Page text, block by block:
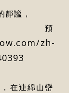
們
靜謐，
zh-
在連綿山巒